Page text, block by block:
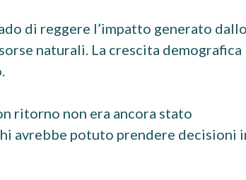
di reggere l’impatto generato dallo
naturali. La crescita demografica
ritorno non era ancora stato
avrebbe potuto prendere decisioni